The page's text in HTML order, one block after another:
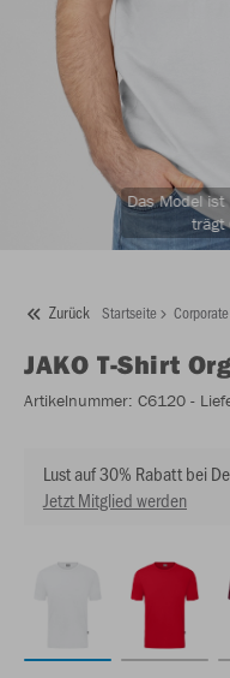
Das Model
trägt
Zurück Startseite
JAKO T-Shirt
Artikelnummer: C6120 -
Lust auf 30% Rabatt bei
Jetzt Mitglied werden